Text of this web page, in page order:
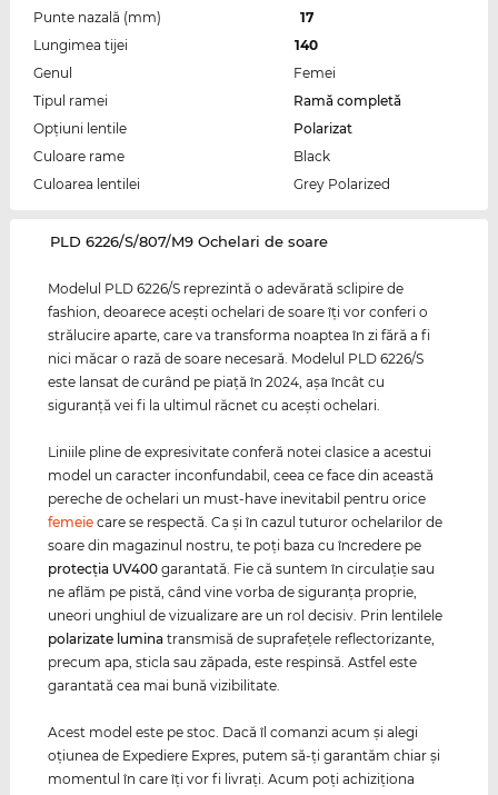
Punte nazală (mm)
17
Lungimea tijei
140
Genul
Femei
Tipul ramei
Ramă completă
Opțiuni lentile
Polarizat
Culoare rame
Black
Culoarea lentilei
Grey Polarized
‌PLD 6226/S/807/M9 Ochelari de soare
Modelul PLD 6226/S reprezintă o adevărată sclipire de
fashion, deoarece aceşti ochelari de soare îţi vor conferi o
strălucire aparte, care va transforma noaptea în zi fără a fi
nici măcar o rază de soare necesară. Modelul PLD 6226/S
este lansat de curând pe piaţă în 2024, aşa încât cu
siguranţă vei fi la ultimul răcnet cu aceşti ochelari.
Liniile pline de expresivitate conferă notei clasice a acestui
model un caracter inconfundabil, ceea ce face din această
pereche de ochelari un must-have inevitabil pentru orice
femeie care se respectă. Ca și în cazul tuturor ochelarilor de
soare din magazinul nostru, te poți baza cu încredere pe
protecția UV400 garantată. Fie că suntem în circulaţie sau
ne aflăm pe pistă, când vine vorba de siguranţa proprie,
uneori unghiul de vizualizare are un rol decisiv. Prin lentilele
polarizate lumina transmisă de suprafeţele reflectorizante,
precum apa, sticla sau zăpada, este respinsă. Astfel este
garantată cea mai bună vizibilitate.
Acest model este pe stoc. Dacă îl comanzi acum şi alegi
oţiunea de Expediere Expres, putem să-ţi garantăm chiar şi
momentul în care îţi vor fi livraţi. Acum poţi achiziţiona